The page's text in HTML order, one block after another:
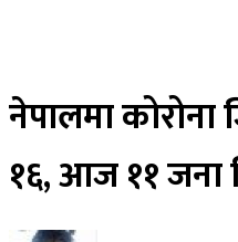
नेपालमा
१६, आज ११ जना